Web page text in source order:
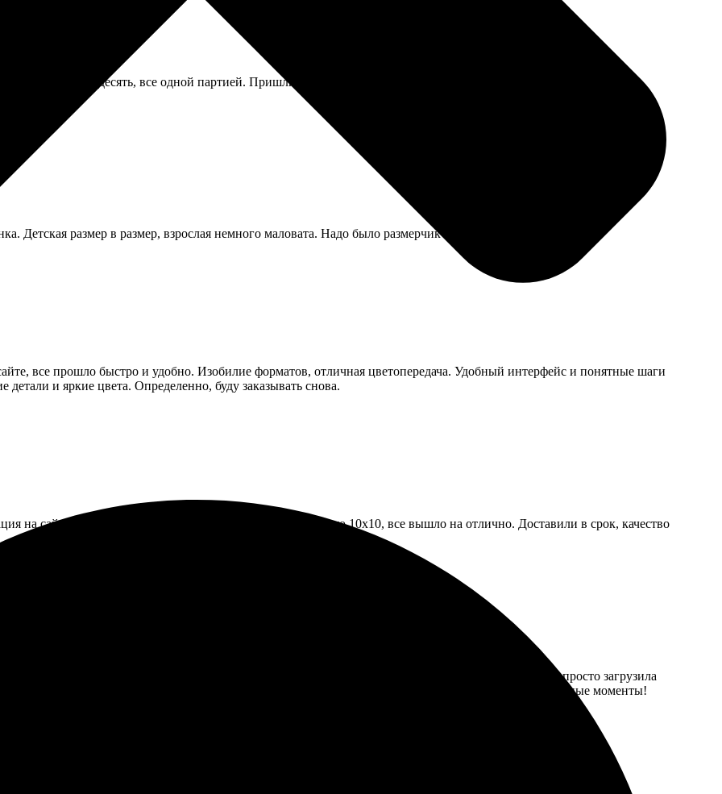
Заказала штук десять, все одной партией. Пришли аккуратные, все одинаковые, упаковка плотная, ни одна не
Детская размер в размер, взрослая немного маловата. Надо было размерчик брать побольше.
все прошло быстро и удобно. Изобилие форматов, отличная цветопередача. Удобный интерфейс и понятные шаги
и яркие цвета. Определенно, буду заказывать снова.
на сайте, быстрое оформление заказа. Заказал печать фото 10х10, все вышло на отлично. Доставили в срок, качество
Все прошло быстро и без лишних проблем. Понравилось, что процесс заказа очень интуитивный: просто загрузила
поразило, все детали четкие, цвета яркие. Обязательно закажу еще раз, чтобы вспомнить приятные моменты!